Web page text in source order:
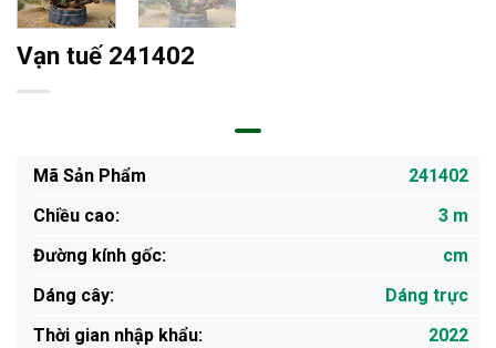
Vạn tuế 241402
Mã Sản Phẩm
241402
Chiều cao:
3 m
Đường kính gốc:
cm
Dáng cây:
Dáng trực
Thời gian nhập khẩu:
2022